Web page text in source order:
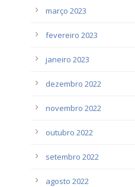
março 2023
fevereiro 2023
janeiro 2023
dezembro 2022
novembro 2022
outubro 2022
setembro 2022
agosto 2022